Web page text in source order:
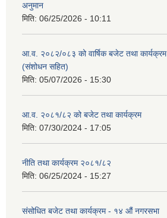
अनुमान
मिति: 06/25/2026 - 10:11
आ.व. २०८२/०८३ को वार्षिक बजेट तथा कार्यक्रम
(संशोधन सहित)
मिति: 05/07/2026 - 15:30
आ.व. २०८१/८२ को बजेट तथा कार्यक्रम
मिति: 07/30/2024 - 17:05
नीति तथा कार्यक्रम २०८१/८२
मिति: 06/25/2024 - 15:27
संसोधित बजेट तथा कार्यक्रम - १४ औं नगरसभा